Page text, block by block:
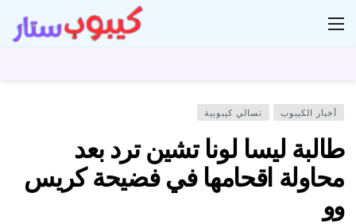
أخبار الكيبوب تسالي كيبوبية
طالبة ليسا لونا تشين ترد بعد
محاولة اقحامها في فضيحة كريس
وو